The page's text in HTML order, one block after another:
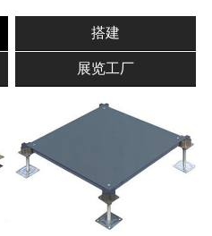
搭建
展览工厂